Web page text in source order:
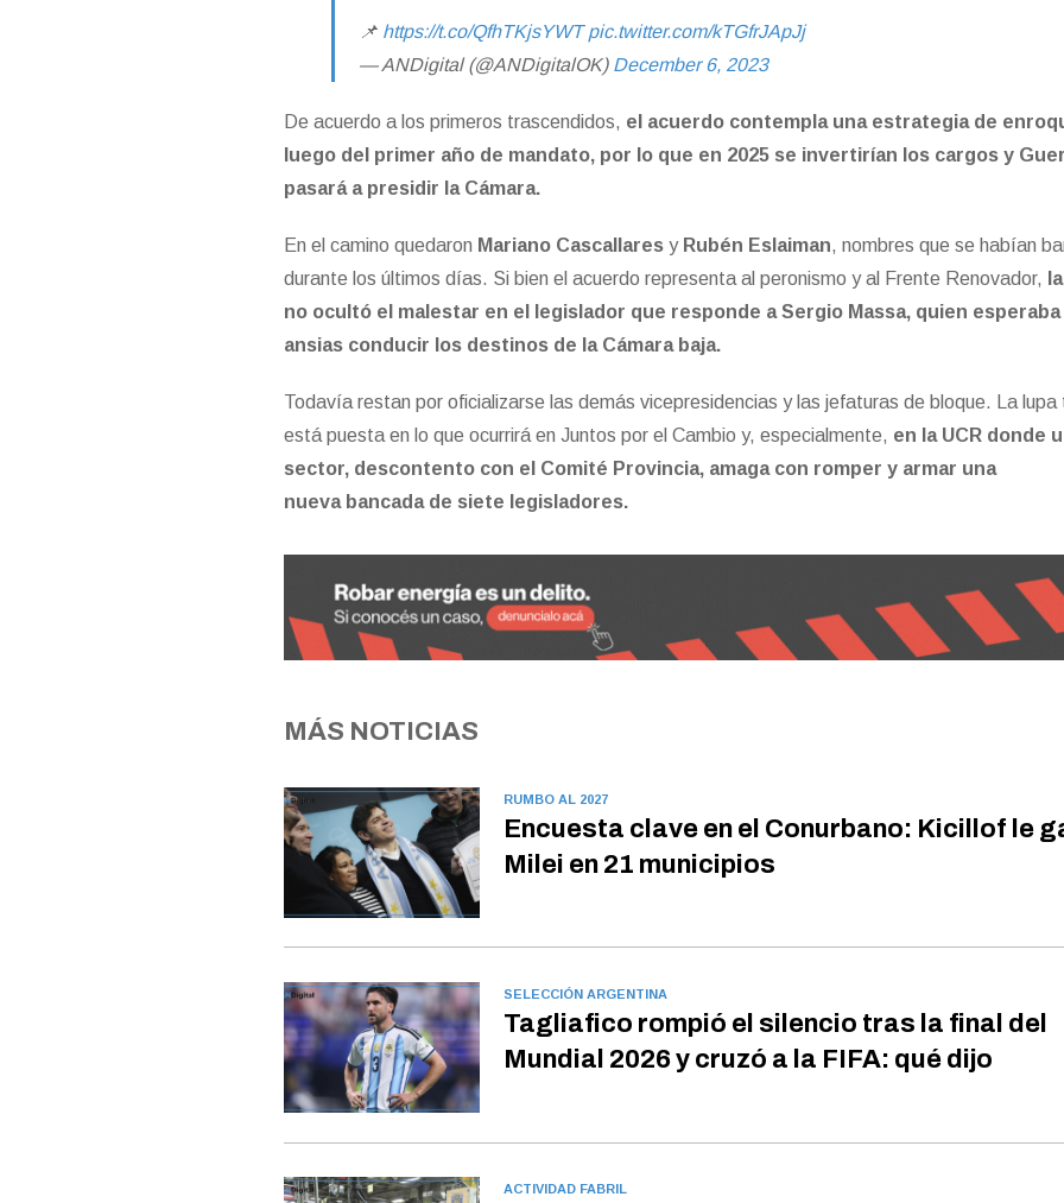
📌 https://t.co/QfhTKjsYWT pic.twitter.com/kTGfrJApJj
— ANDigital (@ANDigitalOK) December 6, 2023
De acuerdo a los primeros trascendidos, el acuerdo contempla una estrategia de
luego del primer año de mandato, por lo que en 2025 se invertirían los cargos y
pasará a presidir la Cámara.
En el camino quedaron Mariano Cascallares y Rubén Eslaiman, nombres que se habían
durante los últimos días. Si bien el acuerdo representa al peronismo y al Frente Renovador,
no ocultó el malestar en el legislador que responde a Sergio Massa, quien
ansias conducir los destinos de la Cámara baja.
Todavía restan por oficializarse las demás vicepresidencias y las jefaturas de bloque. La lupa
está puesta en lo que ocurrirá en Juntos por el Cambio y, especialmente, en la UCR donde
sector, descontento con el Comité Provincia, amaga con romper y armar una
nueva bancada de siete legisladores.
MÁS NOTICIAS
RUMBO AL 2027
Encuesta clave en el Conurbano: Kicillof le
Milei en 21 municipios
SELECCIÓN ARGENTINA
Tagliafico rompió el silencio tras la final del
Mundial 2026 y cruzó a la FIFA: qué dijo
ACTIVIDAD FABRIL